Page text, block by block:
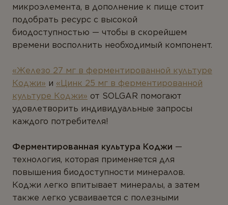
микроэлемента, в дополнение к пище стоит
подобрать ресурс с высокой
биодоступностью — чтобы в скорейшем
времени восполнить необходимый компонент.
«Железо 27 мг в ферментированной культуре
Коджи» и «Цинк 25 мг в ферментированной
культуре Коджи» от SOLGAR помогают
удовлетворить индивидуальные запросы
каждого потребителя!
Ферментированная культура Коджи —
технология, которая применяется для
повышения биодоступности минералов.
Коджи легко впитывает минералы, а затем
также легко усваивается с полезными